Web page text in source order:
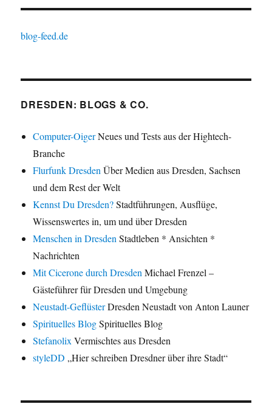
blog-feed.de
DRESDEN: BLOGS & CO.
Computer-OigerNeues und Tests aus der Hightech-
Branche
Flurfunk Dresden Über Medien aus Dresden, Sachsen
und dem Rest der Welt
Kennst Du Dresden?Stadtführungen, Ausflüge,
Wissenswertes in, um und über Dresden
Menschen in Dresden Stadtleben * Ansichten *
Nachrichten
Mit Cicerone durch Dresden Michael Frenzel –
Gästeführer für Dresden und Umgebung
Neustadt-GeflüsterDresden Neustadt von Anton Launer
Spirituelles BlogSpirituelles Blog
Stefanolix Vermischtes aus Dresden
styleDD „Hier schreiben Dresdner über ihre Stadt“